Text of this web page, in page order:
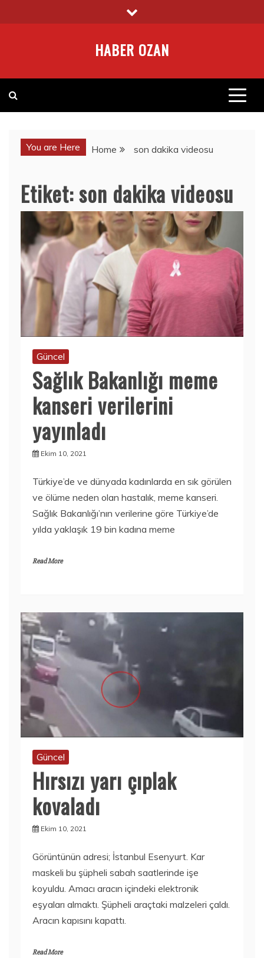
to
HABER OZAN
You are Here Home son dakika videosu
Etiket:son dakika videosu
Güncel
Sağlık Bakanlığı meme
kanseri verilerini
yayınladı
Ekim 10, 2021
Türkiye’de ve dünyada kadınlarda en sık görülen
ve ölüme neden olan hastalık, meme kanseri.
Sağlık Bakanlığı’nın verilerine göre Türkiye’de
yılda yaklaşık 19 bin kadına meme
Read More
Güncel
Hırsızı yarı çıplak
kovaladı
Ekim 10, 2021
Görüntünün adresi; İstanbul Esenyurt. Kar
maskeli bu şüpheli sabah saatlerinde işe
koyuldu. Amacı aracın içindeki elektronik
eşyaları almaktı. Şüpheli araçtaki malzeleri çaldı.
Aracın kapısını kapattı.
Read More